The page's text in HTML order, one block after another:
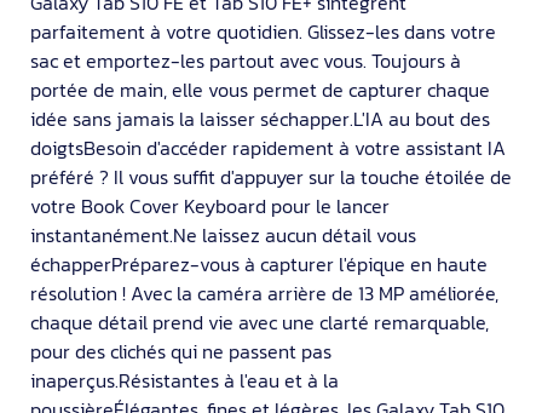
parfaitement à votre quotidien. Glissez-les dans votre
sac et emportez-les partout avec vous. Toujours à
portée de main, elle vous permet de capturer chaque
idée sans jamais la laisser séchapper.L'IA au bout des
doigtsBesoin d'accéder rapidement à votre assistant IA
préféré ? Il vous suffit d'appuyer sur la touche étoilée de
votre Book Cover Keyboard pour le lancer
instantanément.Ne laissez aucun détail vous
échapperPréparez-vous à capturer l'épique en haute
résolution ! Avec la caméra arrière de 13 MP améliorée,
chaque détail prend vie avec une clarté remarquable,
pour des clichés qui ne passent pas
inaperçus.Résistantes à l'eau et à la